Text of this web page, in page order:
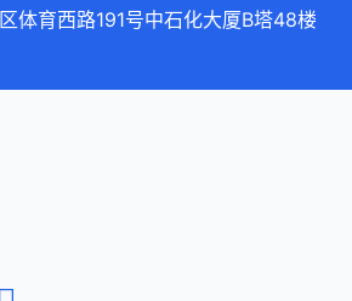
体育西路191号中石化大厦B塔48楼